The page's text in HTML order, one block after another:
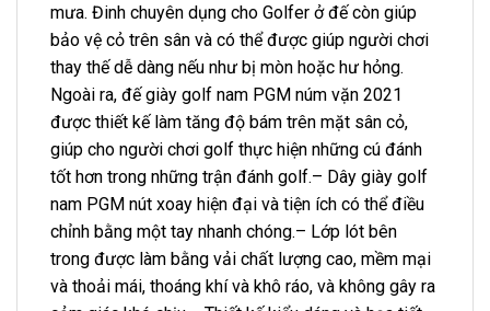
mưa. Đinh chuyên dụng cho Golfer ở đế còn giúp
bảo vệ cỏ trên sân và có thể được giúp người chơi
thay thế dễ dàng nếu như bị mòn hoặc hư hỏng.
Ngoài ra, đế giày golf nam PGM núm vặn 2021
được thiết kế làm tăng độ bám trên mặt sân cỏ,
giúp cho người chơi golf thực hiện những cú đánh
tốt hơn trong những trận đánh golf.– Dây giày golf
nam PGM nút xoay hiện đại và tiện ích có thể điều
chỉnh bằng một tay nhanh chóng.– Lớp lót bên
trong được làm bằng vải chất lượng cao, mềm mại
và thoải mái, thoáng khí và khô ráo, và không gây ra